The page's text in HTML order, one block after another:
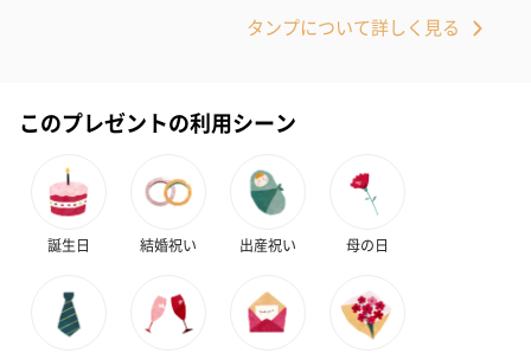
スイーツ
です。
タンプについて詳しく見る
このプレゼントの利用シーン
誕生日 結婚祝い 出産祝い 母の日